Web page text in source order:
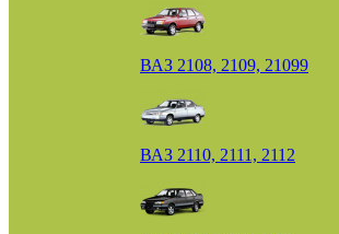
ВАЗ 2108, 2109, 21099
ВАЗ 2110, 2111, 2112